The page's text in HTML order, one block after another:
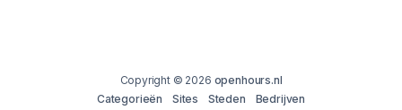
Copyright © 2026 openhours.nl
Categorieën
Sites Steden
Bedrijven